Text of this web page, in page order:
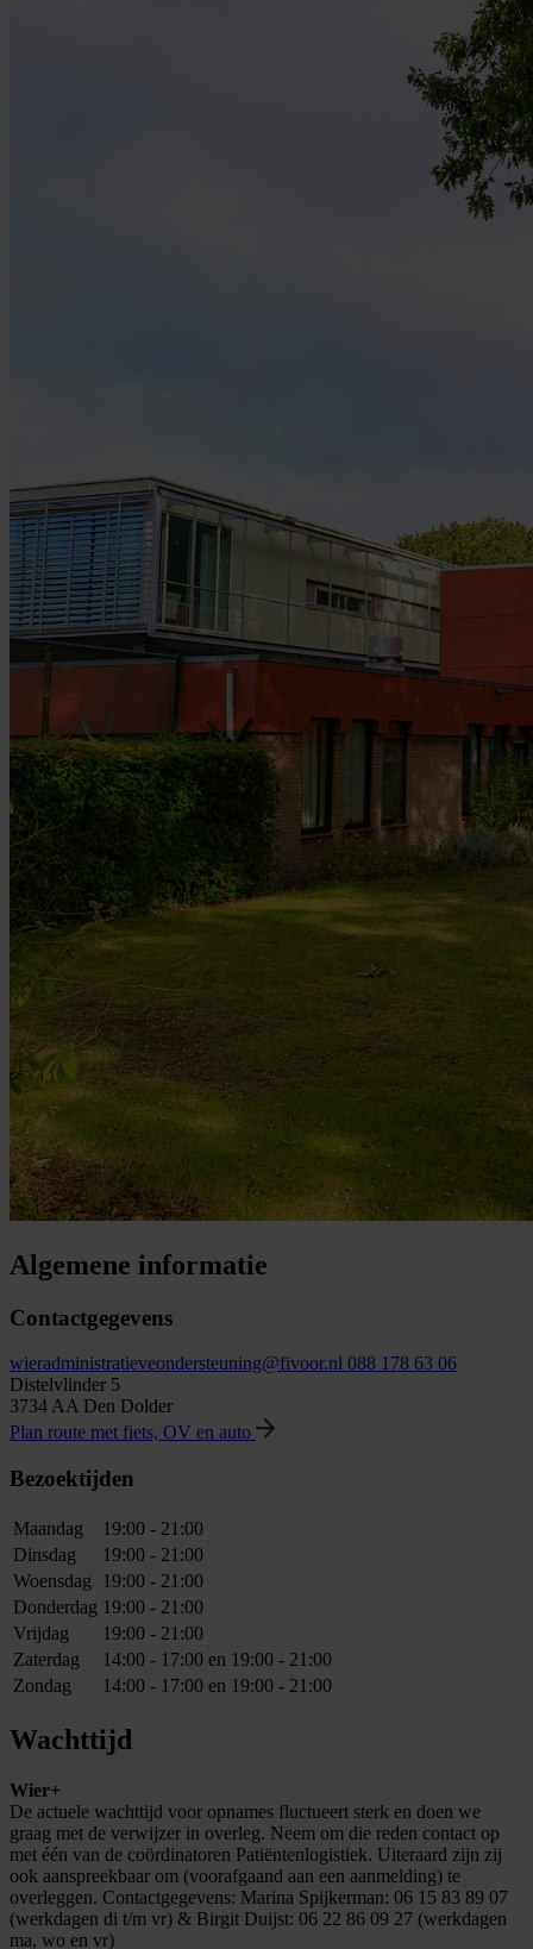
Algemene informatie
Contactgegevens
wieradministratieveondersteuning@fivoor.nl 088 178 63 06
Distelvlinder 5
3734 AA Den Dolder
Plan route met fiets, OV en auto
Bezoektijden
Maandag
19:00 - 21:00
Dinsdag
19:00 - 21:00
Woensdag
19:00 - 21:00
Donderdag 19:00 - 21:00
Vrijdag
19:00 - 21:00
Zaterdag
14:00 - 17:00 en 19:00 - 21:00
Zondag
14:00 - 17:00 en 19:00 - 21:00
Wachttijd
Wier+
De actuele wachttijd voor opnames fluctueert sterk en doen we
graag met de verwijzer in overleg. Neem om die reden contact op
met één van de coördinatoren Patiëntenlogistiek. Uiteraard zijn zij
ook aanspreekbaar om (voorafgaand aan een aanmelding) te
overleggen. Contactgegevens: Marina Spijkerman: 06 15 83 89 07
(werkdagen di t/m vr) & Birgit Duijst: 06 22 86 09 27 (werkdagen
ma, wo en vr)